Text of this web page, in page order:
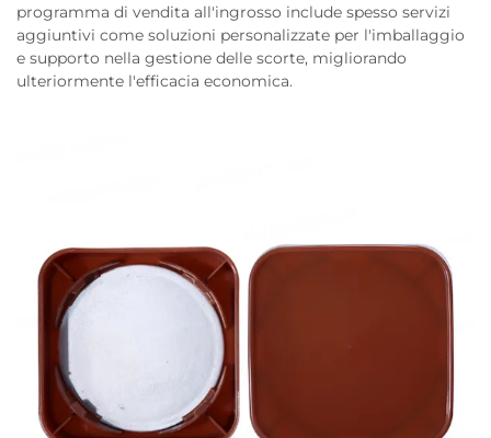
programma di vendita all'ingrosso include spesso servizi
aggiuntivi come soluzioni personalizzate per l'imballaggio
e supporto nella gestione delle scorte, migliorando
ulteriormente l'efficacia economica.